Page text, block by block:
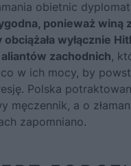
obietnic
ponieważ winą
wyłącznie
zachodnich,
w ich mocy, by
Polska
męczennik, a o
zapomniano.